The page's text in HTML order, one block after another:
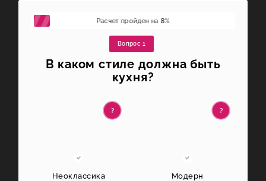
Расчет пройден на8%
Вопрос 1
В каком стиле должна быть
кухня?
Неоклассика
?
Модерн
?